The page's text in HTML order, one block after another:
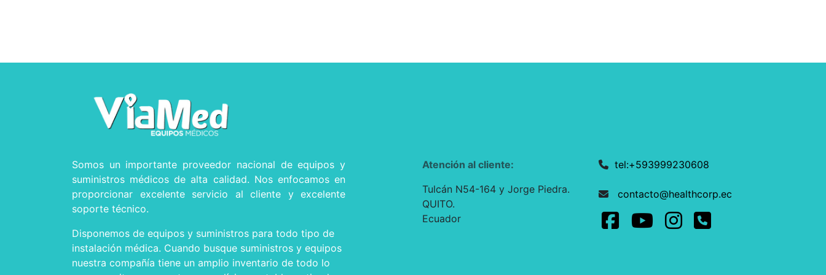
Somos un importante proveedor nacional de equipos y
suministros médicos de alta calidad. Nos enfocamos en
proporcionar excelente servicio al cliente y excelente
soporte técnico.
Disponemos de equipos y suministros para todo tipo de
instalación médica. Cuando busque suministros y equipos
nuestra compañía tiene un amplio inventario de todo lo
Atención al cliente:
Tulcán N54-164 y Jorge Piedra.
QUITO.
Ecuador
tel:+593999230608
contacto@healthcorp.ec